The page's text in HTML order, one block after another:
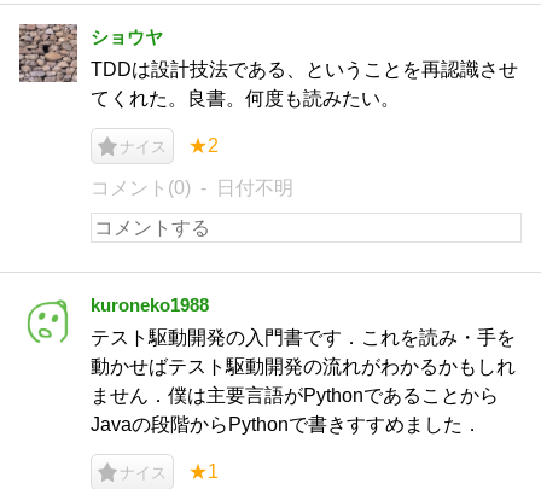
ショウヤ
TDDは設計技法である、ということを再認識させ
てくれた。良書。何度も読みたい。
ナイス ★2
コメント(0) 日付不明
kuroneko1988
テスト駆動開発の入門書です．これを読み・手を
動かせばテスト駆動開発の流れがわかるかもしれ
ません．僕は主要言語がPythonであることから
Javaの段階からPythonで書きすすめました．
ナイス ★1